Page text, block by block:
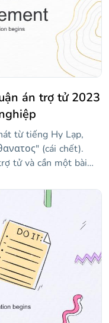
liên kết đến phần còn
án trợ tử 2023
từ tiếng Hy Lạp,
(cái chết).
tử và cần một bài
quản lý là gì, ai có
đề này tạo ra. Các
trọng và được thiết
bật và bảo vệ luận án